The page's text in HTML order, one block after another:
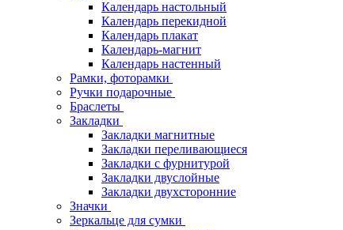
Календарь настольный
Календарь перекидной
Календарь плакат
Календарь-магнит
Календарь настенный
Рамки, фоторамки
Ручки подарочные
Браслеты
Закладки
Закладки магнитные
Закладки переливающиеся
Закладки с фурнитурой
Закладки двуслойные
Закладки двухсторонние
Значки
Зеркальце для сумки